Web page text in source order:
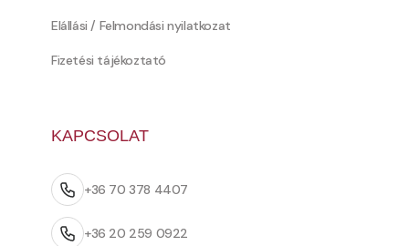
Elállási / Felmondási nyilatkozat
Fizetési tájékoztató
KAPCSOLAT
+36 70 378 4407
+36 20 259 0922